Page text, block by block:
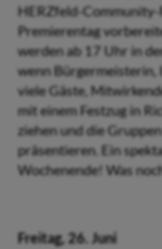
HERZfeld-
Premierentag
werden ab 17 Uhr in
wenn Bürgermeisterin,
viele Gäste,
mit einem Festzug in
ziehen und die
präsentieren. Ein
Wochenende! Was
Freitag, 26. Juni